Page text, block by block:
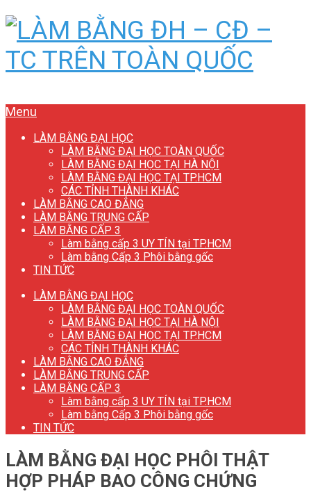
Menu
LÀM BẰNG ĐẠI HỌC
LÀM BẰNG ĐẠI HỌC TOÀN QUỐC
LÀM BẰNG ĐẠI HỌC TẠI HÀ NỘI
LÀM BẰNG ĐẠI HỌC TẠI TP.HCM
CÁC TỈNH THÀNH KHÁC
LÀM BẰNG CAO ĐẲNG
LÀM BẰNG TRUNG CẤP
LÀM BẰNG CẤP 3
Làm bằng cấp 3 UY TÍN tại TP.HCM
Làm bằng Cấp 3 Phôi bằng gốc
TIN TỨC
LÀM BẰNG ĐẠI HỌC
LÀM BẰNG ĐẠI HỌC TOÀN QUỐC
LÀM BẰNG ĐẠI HỌC TẠI HÀ NỘI
LÀM BẰNG ĐẠI HỌC TẠI TP.HCM
CÁC TỈNH THÀNH KHÁC
LÀM BẰNG CAO ĐẲNG
LÀM BẰNG TRUNG CẤP
LÀM BẰNG CẤP 3
Làm bằng cấp 3 UY TÍN tại TP.HCM
Làm bằng Cấp 3 Phôi bằng gốc
TIN TỨC
LÀM BẰNG ĐẠI HỌC PHÔI THẬT
HỢP PHÁP BAO CÔNG CHỨNG